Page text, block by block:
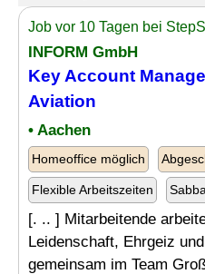
Job vor 10 Tagen bei
INFORM GmbH
Key Account
Aviation
• Aachen
Homeoffice möglich
Flexible Arbeitszeiten
[. .. ] Mitarbeitende
Leidenschaft, Ehrgeiz
gemeinsam im Team